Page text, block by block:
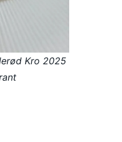
Kro 2025